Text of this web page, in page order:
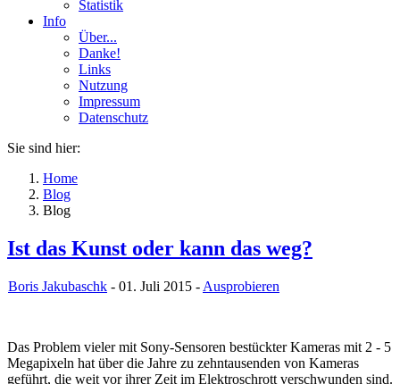
Statistik
Info
Über...
Danke!
Links
Nutzung
Impressum
Datenschutz
Sie sind hier:
Home
Blog
Blog
Ist das Kunst oder kann das weg?
Boris Jakubaschk - 01. Juli 2015 - Ausprobieren
Das Problem vieler mit Sony-Sensoren bestückter Kameras mit 2 - 5
Megapixeln hat über die Jahre zu zehntausenden von Kameras
geführt, die weit vor ihrer Zeit im Elektroschrott verschwunden sind.